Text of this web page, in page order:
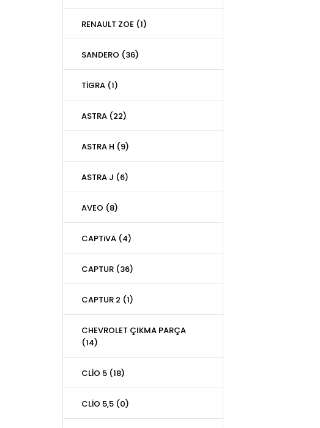
RENAULT ZOE (1)
SANDERO (36)
TİGRA (1)
ASTRA (22)
ASTRA H (9)
ASTRA J (6)
AVEO (8)
CAPTiVA (4)
CAPTUR (36)
CAPTUR 2 (1)
CHEVROLET ÇIKMA PARÇA
(14)
CLİO 5 (18)
CLİO 5,5 (0)